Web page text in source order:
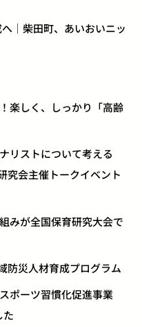
｜柴田町、あいおいニッ
楽しく、しっかり「高齢
リストについて考える
究会主催トークイベント
みが全国保育研究大会で
防災人材育成プログラム
ポーツ習慣化促進事業
た